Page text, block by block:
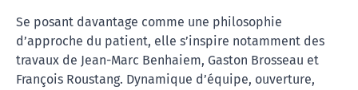
Se posant davantage comme une philosophie
d’approche du patient, elle s’inspire notamment des
travaux de Jean-Marc Benhaiem, Gaston Brosseau et
François Roustang. Dynamique d’équipe, ouverture,